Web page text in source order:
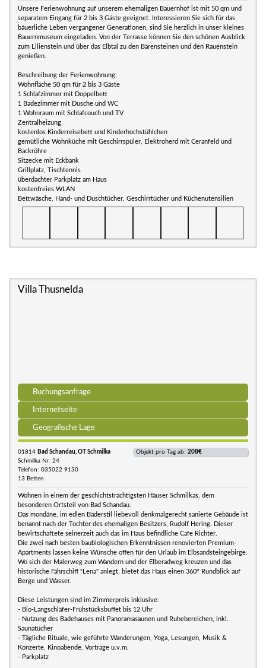
Unsere Ferienwohnung auf unserem ehemaligen Bauernhof ist mit 50 qm und
separatem Eingang für 2 bis 3 Gäste geeignet. Interessieren Sie sich für das
bäuerliche Leben vergangener Generationen, sind Sie herzlich in unser kleines
Bauernmuseum eingeladen. Von der Terrasse können Sie den schönen Ausblick
zum Lilienstein und über das Elbtal zu den Bärensteinen und den Rauenstein
genießen.
Beschreibung der Ferienwohnung:
Wohnfläche 50 qm für 2 bis 3 Gäste
1 Schlafzimmer mit Doppelbett
1 Badezimmer mit Dusche und WC
1 Wohnraum mit Schlafcouch und TV
Zentralheizung
kostenlos Kinderreisebett und Kinderhochstühlchen
gemütliche Wohnküche mit Geschirrspüler, Elektroherd mit Ceranfeld und
Backröhre
Sitzecke mit Eckbank
Grillplatz, Tischtennis
überdachter Parkplatz am Haus
kostenfreies WLAN
Bettwäsche, Hand- und Duschtücher, Geschirrtücher und Küchenutensilien
Villa Thusnelda
Buchungsanfrage
Internetseite
Geografische Lage
01814 Bad Schandau, OT Schmilka
Schmilka Nr. 24
Telefon: 035022 9130
13 Betten
Objekt pro Tag ab: 208€
Wohnen in einem der geschichtsträchtigsten Häuser Schmilkas, dem
besonderen Ortsteil von Bad Schandau.
Das mondäne, im edlen Bäderstil liebevoll denkmalgerecht sanierte Gebäude ist
benannt nach der Tochter des ehemaligen Besitzers, Rudolf Hering. Dieser
bewirtschaftete seinerzeit auch das im Haus befindliche Cafe Richter.
Die zwei nach besten baubiologischen Erkenntnissen renovierten Premium-
Apartments lassen keine Wünsche offen für den Urlaub im Elbsandsteingebirge.
Wo sich der Malerweg zum Wandern und der Elberadweg kreuzen und das
historische Fährschiff "Lena" anlegt, bietet das Haus einen 360° Rundblick auf
Berge und Wasser.
Diese Leistungen sind im Zimmerpreis inklusive:
- Bio-Langschläfer-Frühstücksbuffet bis 12 Uhr
- Nutzung des Badehauses mit Panoramasaunen und Ruhebereichen, inkl.
Saunatücher
- Tägliche Rituale, wie geführte Wanderungen, Yoga, Lesungen, Musik &
Konzerte, Kinoabende, Vorträge u.v.m.
- Parkplatz